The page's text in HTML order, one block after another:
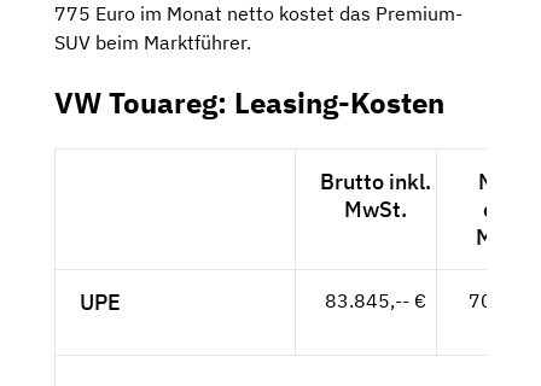
775 Euro im Monat netto kostet das Premium-
SUV beim Marktführer.
VW Touareg: Leasing-Kosten
Brutto inkl.
MwSt.
Netto
exkl.
MwSt.
UPE 83.845,-- €